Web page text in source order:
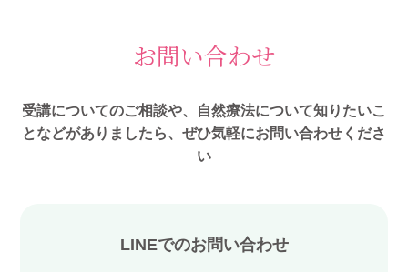
お問い合わせ
受講についてのご相談や、自然療法について知りたいこ
となどがありましたら、ぜひ気軽にお問い合わせくださ
い
LINEでのお問い合わせ